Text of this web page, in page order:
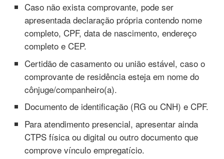
Caso não exista comprovante, pode ser
apresentada declaração própria contendo nome
completo, CPF, data de nascimento, endereço
completo e CEP.
Certidão de casamento ou união estável, caso o
comprovante de residência esteja em nome do
cônjuge/companheiro(a).
Documento de identificação (RG ou CNH) e CPF.
Para atendimento presencial, apresentar ainda
CTPS física ou digital ou outro documento que
comprove vínculo empregatício.